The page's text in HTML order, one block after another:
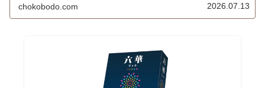
chokobodo.com 2026.07.13